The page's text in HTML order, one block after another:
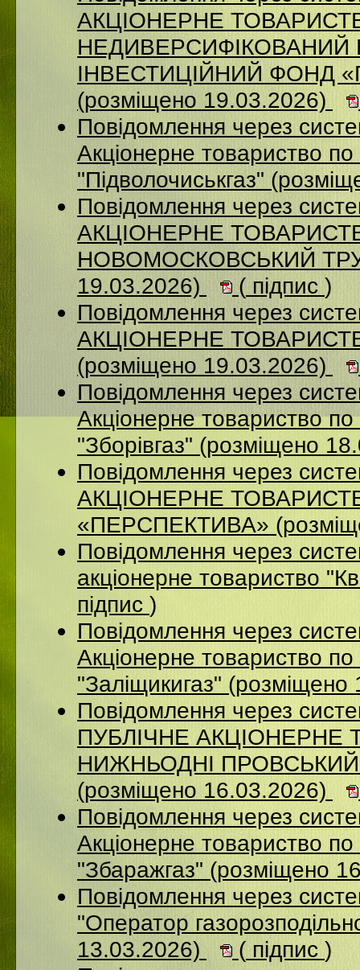
АКЦІОНЕРНЕ
ІНВЕСТИЦІЙНИЙ ФОНД
(розміщено 19.03.2026)
Повідомлення через
Акціонерне товариство по
"Підволочиськгаз"
Повідомлення через
АКЦIОНЕРНЕ
НОВОМОСКОВСЬКИЙ
19.03.2026)
( підпис )
Повідомлення через
АКЦІОНЕРНЕ
(розміщено 19.03.2026)
Повідомлення через
Акціонерне товариство по
"Зборівгаз" (розміщено
Повідомлення через
АКЦІОНЕРНЕ
«ПЕРСПЕКТИВА»
Повідомлення через
акціонерне товариство
підпис )
Повідомлення через
Акціонерне товариство по
"Заліщикигаз"
Повідомлення через
ПУБЛІЧНЕ АКЦІОНЕРНЕ
НИЖНЬОДНІ
(розміщено 16.03.2026)
Повідомлення через
Акцiонерне товариство по
"Збаражгаз" (розміщено
Повідомлення через
"Оператор
13.03.2026)
( підпис )